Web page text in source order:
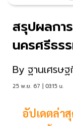
สรุปผลกา
นครศรีธร
By ฐานเศรษ
25 พ.ย. 67 | 03:15 น.
อัปเดตล่า